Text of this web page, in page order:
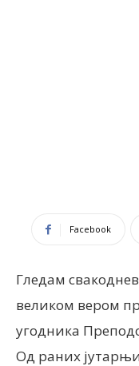
Facebook
Гледам
великом вером
угодника
Од раних